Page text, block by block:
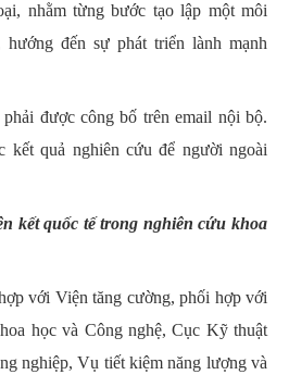
nhằm từng bước tạo lập một môi
đến sự phát triển lành mạnh
được công bố trên email nội bộ.
kết quả nghiên cứu để người ngoài
kết quốc tế trong nghiên cứu khoa
với Viện tăng cường, phối hợp với
học và Công nghệ, Cục Kỹ thuật
nghiệp, Vụ tiết kiệm năng lượng và